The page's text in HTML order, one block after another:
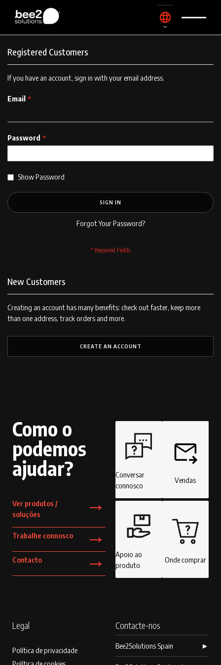
Content
Language
Registered Customers
If you have an account, sign in with your email address.
Email
Password
Show Password
SIGN IN
Forgot Your Password?
New Customers
Creating an account has many benefits: check out faster, keep more
than one address, track orders and more.
CREATE AN ACCOUNT
Como o
podemos
ajudar?
Ver produtos /
soluções
→
Trabalhe connosco →
Contacto →
Conversar
connosco
Vendas
Apoio ao
produto
Onde comprar
Legal
Política de privacidade
Contacte-nos
Bee2Solutions Spain ►